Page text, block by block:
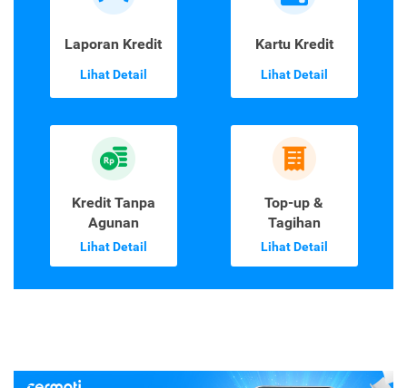
Laporan Kredit
Lihat Detail
Kartu Kredit
Lihat Detail
Kredit Tanpa
Agunan
Lihat Detail
Top-up &
Tagihan
Lihat Detail